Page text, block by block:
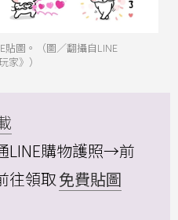
貼圖。（圖／翻攝自LINE
家》）
LINE購物護照→前
往領取免費貼圖